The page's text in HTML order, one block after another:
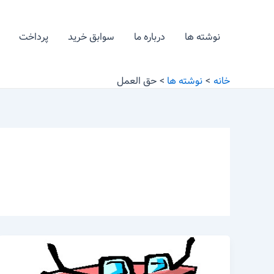
نوشته ها درباره ما سوابق خرید پرداخت
خانه نوشته ها حق العمل